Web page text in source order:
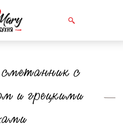
с
и грецкими